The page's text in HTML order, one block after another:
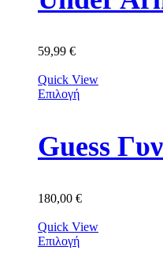
59,99 €
Quick View
Επιλογή
Guess
180,00 €
Quick View
Επιλογή